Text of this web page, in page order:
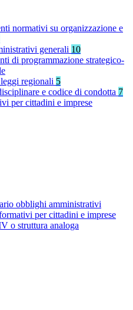
normativi su organizzazione e
generali 10
di programmazione strategico-
regionali 5
e codice di condotta 7
per cittadini e imprese
obblighi amministrativi
per cittadini e imprese
o struttura analoga